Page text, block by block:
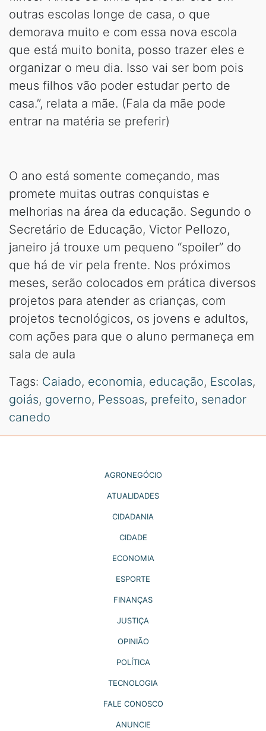
outras escolas longe de casa, o que
demorava muito e com essa nova escola
que está muito bonita, posso trazer eles e
organizar o meu dia. Isso vai ser bom pois
meus filhos vão poder estudar perto de
casa.”, relata a mãe. (Fala da mãe pode
entrar na matéria se preferir)
O ano está somente começando, mas
promete muitas outras conquistas e
melhorias na área da educação. Segundo o
Secretário de Educação, Victor Pellozo,
janeiro já trouxe um pequeno “spoiler” do
que há de vir pela frente. Nos próximos
meses, serão colocados em prática diversos
projetos para atender as crianças, com
projetos tecnológicos, os jovens e adultos,
com ações para que o aluno permaneça em
sala de aula
Tags: Caiado, economia, educação, Escolas,
goiás, governo, Pessoas, prefeito, senador
canedo
AGRONEGÓCIO
ATUALIDADES
CIDADANIA
CIDADE
ECONOMIA
ESPORTE
FINANÇAS
JUSTIÇA
OPINIÃO
POLÍTICA
TECNOLOGIA
FALE CONOSCO
ANUNCIE